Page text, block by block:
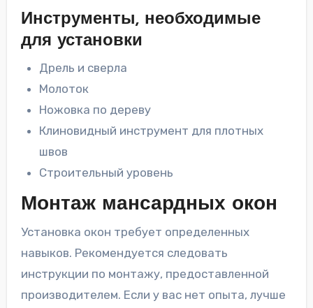
Инструменты, необходимые
для установки
Дрель и сверла
Молоток
Ножовка по дереву
Клиновидный инструмент для плотных
швов
Строительный уровень
Монтаж мансардных окон
Установка окон требует определенных
навыков. Рекомендуется следовать
инструкции по монтажу, предоставленной
производителем. Если у вас нет опыта, лучше